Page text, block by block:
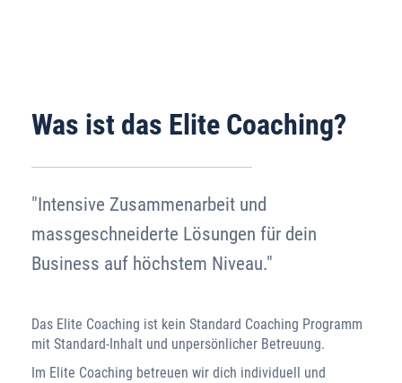
Was ist das Elite Coaching?
"Intensive Zusammenarbeit und
massgeschneiderte Lösungen für dein
Business auf höchstem Niveau."
Das Elite Coaching ist kein Standard Coaching Programm
mit Standard-Inhalt und unpersönlicher Betreuung.
Im Elite Coaching betreuen wir dich individuell und